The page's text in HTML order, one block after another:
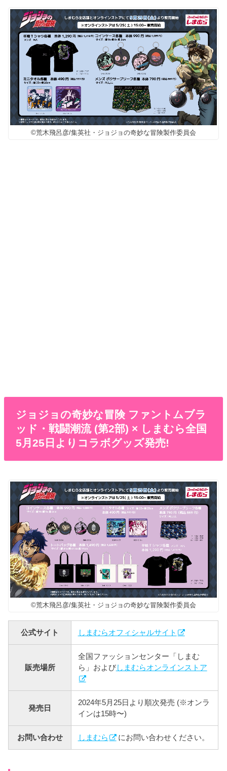
©荒木飛呂彦/集英社・ジョジョの奇妙な冒険製作委員会
ジョジョの奇妙な冒険 ファントムブラ
ッド・戦闘潮流 (第2部) × しまむら全国
5月25日よりコラボグッズ発売!
©荒木飛呂彦/集英社・ジョジョの奇妙な冒険製作委員会
公式サイト しまむらオフィシャルサイト
販売場所
全国ファッションセンター「しまむ
ら」およびしまむらオンラインストア
発売日
2024年5月25日より順次発売 (※オンラ
インは15時〜)
お問い合わせ しまむら にお問い合わせください。